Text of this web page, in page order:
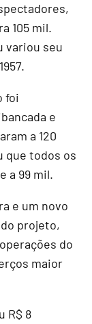
105 mil.
variou seu
foi
e
a 120
que todos os
a 99 mil.
e um novo
projeto,
do
maior
R$ 8